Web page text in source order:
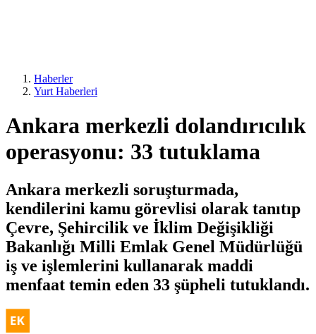
Haberler
Yurt Haberleri
Ankara merkezli dolandırıcılık
operasyonu: 33 tutuklama
Ankara merkezli soruşturmada,
kendilerini kamu görevlisi olarak tanıtıp
Çevre, Şehircilik ve İklim Değişikliği
Bakanlığı Milli Emlak Genel Müdürlüğü
iş ve işlemlerini kullanarak maddi
menfaat temin eden 33 şüpheli tutuklandı.